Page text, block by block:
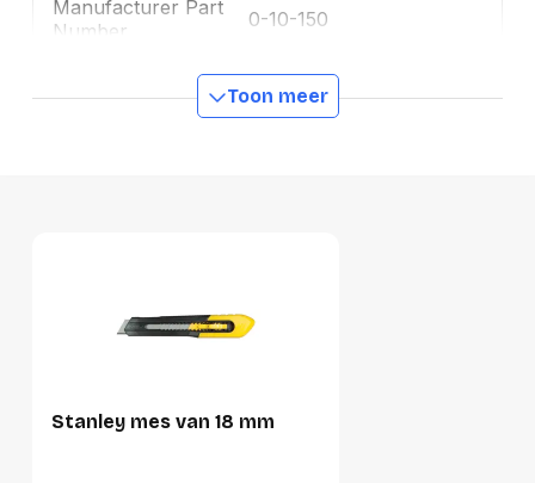
Manufacturer Part
Number
0-10-150
9 mm
3253560101503
10 mm
Verpakking
Toon meer
Stanley mes van 18 mm